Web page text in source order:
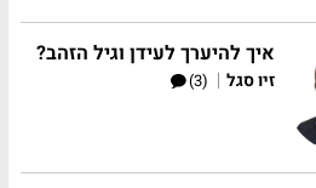
איך להיערך לעידן וגיל הזהב?
זיו סגל |
(3)